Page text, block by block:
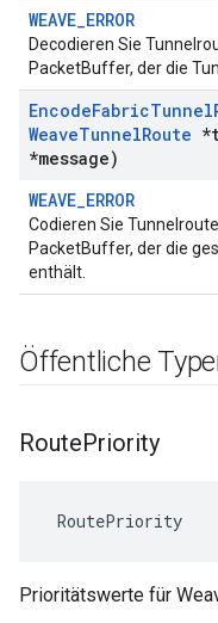
WEAVE_ERROR
Decodieren Sie
PacketBuffer, der die
EncodeFabricTunnel
WeaveTunnelRoute
*message)
WEAVE_ERROR
Codieren Sie
PacketBuffer, der die
enthält.
Öffentliche
RoutePriority
RoutePriority
Prioritätswerte für